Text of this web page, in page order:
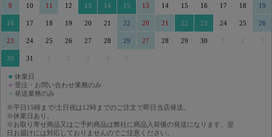
9 10 11 12 13 14 15
16 17 18 19 20 21 22
23 24 25 26 27 28 29
30 31 3 5
13 14 15 16 17 18 19
20 21 22 23 24 25 26
27 28 29 30 3
■ 休業日
■ 受注・お問い合わせ業務のみ
■ 発送業務のみ
※平日15時まで/土日祝は12時までのご注文で即日当店発送。
※休業日あり。
※お取り寄せ商品又はご予約商品は弊社に商品入荷後の発送になります。翌
日お届けには対応しておりませんのでご注意ください。